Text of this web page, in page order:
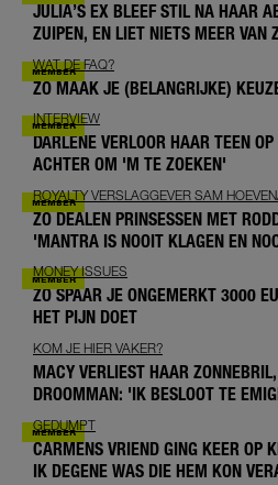
JULIA’S EX BLEEF STIL NA HAAR
ZUIPEN, EN LIET NIETS MEER VAN
WAT DE FAQ?
ZO MAAK JE (BELANGRIJKE)
INTERVIEW
DARLENE VERLOOR HAAR TEEN
ACHTER OM 'M TE ZOEKEN'
ROYALTY VERSLAGGEVER SAM
ZO DEALEN PRINSESSEN MET
'MANTRA IS NOOIT KLAGEN EN
MONEY ISSUES
ZO SPAAR JE ONGEMERKT 3000
HET PIJN DOET
KOM JE HIER VAKER?
MACY VERLIEST HAAR
DROOMMAN: 'IK BESLOOT TE
GEDUMPT
CARMENS VRIEND GING KEER OP
IK DEGENE WAS DIE HEM KON